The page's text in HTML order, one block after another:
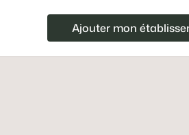
Ajouter mon